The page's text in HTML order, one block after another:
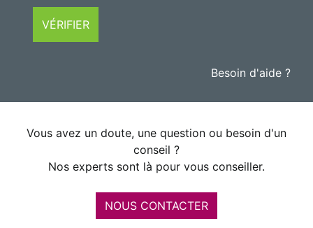
VÉRIFIER
Besoin d'aide ?
Vous avez un doute, une question ou besoin d'un
conseil ?
Nos experts sont là pour vous conseiller.
NOUS CONTACTER